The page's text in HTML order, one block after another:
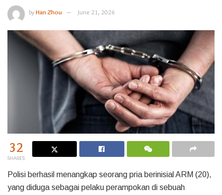
byHan Zhou June 21, 2026
32
SHARES
Polisi berhasil menangkap seorang pria berinisial ARM (20),
yang diduga sebagai pelaku perampokan di sebuah